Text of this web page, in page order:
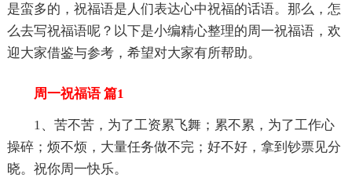
是蛮多的，祝福语是人们表达心中祝福的话语。那么，怎
么去写祝福语呢？以下是小编精心整理的周一祝福语，欢
迎大家借鉴与参考，希望对大家有所帮助。
周一祝福语 篇1
1、苦不苦，为了工资累飞舞；累不累，为了工作心
操碎；烦不烦，大量任务做不完；好不好，拿到钞票见分
晓。祝你周一快乐。